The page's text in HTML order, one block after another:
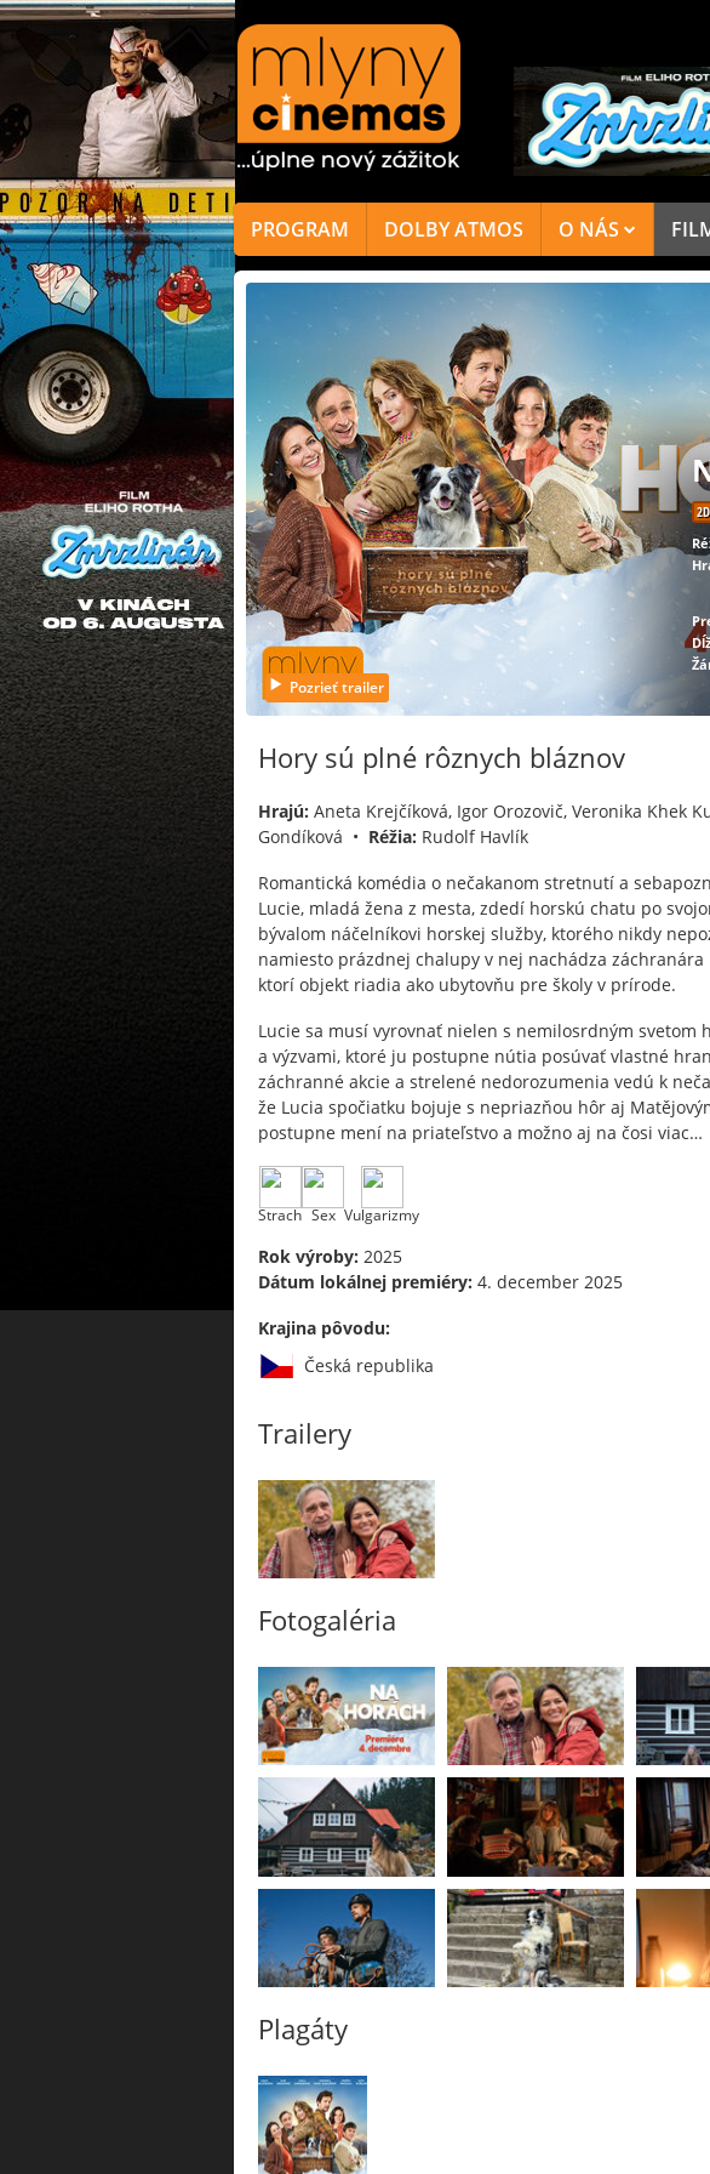
PROGRAM DOLBY ATMOS O NÁS
Pozrieť trailer
2D
Hory sú plné rôznych bláznov
Hrajú: Aneta Krejčíková, Igor Orozovič, Veronika Khek
Gondíková • Réžia: Rudolf Havlík
Romantická komédia o nečakanom stretnutí a
Lucie, mladá žena z mesta, zdedí horskú chatu po
bývalom náčelníkovi horskej služby, ktorého nikdy
namiesto prázdnej chalupy v nej nachádza
ktorí objekt riadia ako ubytovňu pre školy v prírode.
Lucie sa musí vyrovnať nielen s nemilosrdným svetom
a výzvami, ktoré ju postupne nútia posúvať vlastné
záchranné akcie a strelené nedorozumenia vedú k
že Lucia spočiatku bojuje s nepriazňou hôr aj
postupne mení na priateľstvo a možno aj na čosi viac…
Strach Sex Vulgarizmy
Rok výroby: 2025
Dátum lokálnej premiéry: 4. december 2025
Krajina pôvodu:
Česká republika
Trailery
Fotogaléria
Plagáty